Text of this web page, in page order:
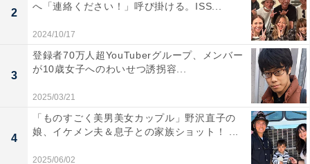
2
へ「連絡ください！」呼び掛ける。ISS...
2024/10/17
3
登録者70万人超YouTuberグループ、メンバー
が10歳女子へのわいせつ誘拐容...
2025/03/21
4
「ものすごく美男美女カップル」野沢直子の
娘、イケメン夫＆息子との家族ショット！ ...
2025/06/02